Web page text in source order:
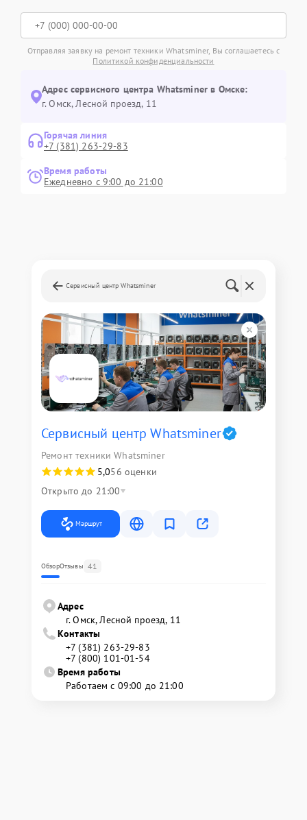
Отправляя заявку на ремонт техники Whatsminer, Вы соглашаетесь с
Политикой конфиденциальности
Адрес сервисного центра Whatsminer в Омске:
г. Омск, ​Лесной проезд, 11
Горячая линия
+7 (381) 263-29-83
Время работы
Ежедневно с 9:00 до 21:00
Сервисный центр Whatsminer
Сервисный центр Whatsminer
Ремонт техники Whatsminer
5,056 оценки
Открыто до 21:00
Маршрут
ОбзорОтзывы 41
Адрес
г. Омск, ​Лесной проезд, 11
Контакты
+7 (381) 263-29-83
+7 (800) 101-01-54
Время работы
Работаем с 09:00 до 21:00